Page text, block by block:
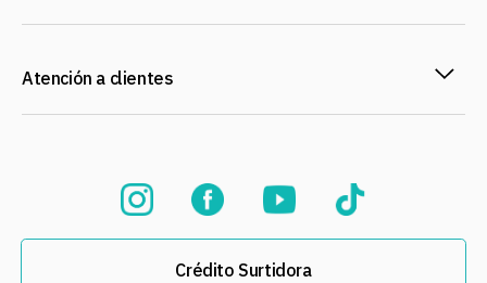
Atención a clientes
Crédito Surtidora